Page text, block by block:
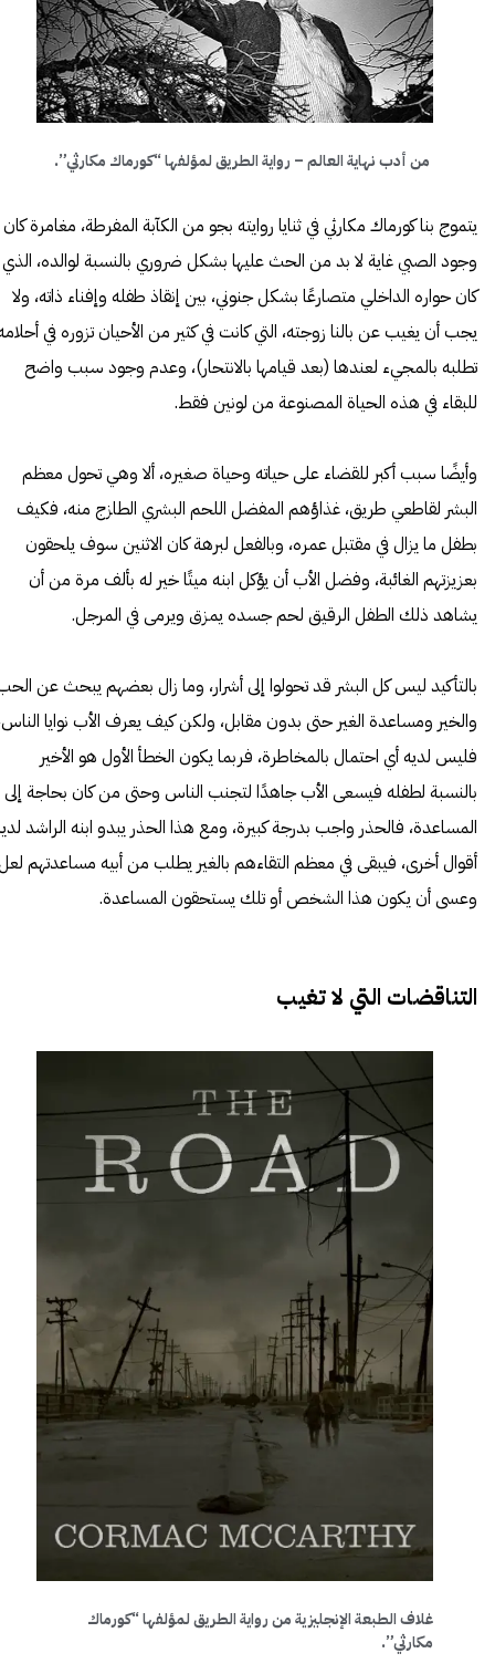
من أدب نهاية العالم – رواية الطريق لمؤلفها “كورماك مكارثي”.
يتموج بنا كورماك مكارثي في ثنايا روايته بجو من الكآبة المفرطة، مغامرة كان
وجود الصبي غاية لا بد من الحث عليها بشكل ضروري بالنسبة لوالده، الذي
كان حواره الداخلي متصارعًا بشكل جنوني، بين إنقاذ طفله وإفناء ذاته، ولا
يجب أن يغيب عن بالنا زوجته، التي كانت في كثير من الأحيان تزوره في
تطلبه بالمجيء لعندها (بعد قيامها بالانتحار)، وعدم وجود سبب واضح
للبقاء في هذه الحياة المصنوعة من لونين فقط.
وأيضًا سبب أكبر للقضاء على حياته وحياة صغيره، ألا وهي تحول معظم
البشر لقاطعي طريق، غذاؤهم المفضل اللحم البشري الطازج منه، فكيف
بطفل ما يزال في مقتبل عمره، وبالفعل لبرهة كان الاثنين سوف يلحقون
بعزيزتهم الغائبة، وفضل الأب أن يؤكل ابنه ميتًا خير له بألف مرة من أن
يشاهد ذلك الطفل الرقيق لحم جسده يمزق ويرمى في المرجل.
بالتأكيد ليس كل البشر قد تحولوا إلى أشرار، وما زال بعضهم يبحث عن
والخير ومساعدة الغير حتى بدون مقابل، ولكن كيف يعرف الأب نوايا
فليس لديه أي احتمال بالمخاطرة، فربما يكون الخطأ الأول هو الأخير
بالنسبة لطفله فيسعى الأب جاهدًا لتجنب الناس وحتى من كان بحاجة إلى
المساعدة، فالحذر واجب بدرجة كبيرة، ومع هذا الحذر يبدو ابنه الراشد
أقوال أخرى، فيبقى في معظم التقاءهم بالغير يطلب من أبيه مساعدتهم
وعسى أن يكون هذا الشخص أو تلك يستحقون المساعدة.
التناقضات التي لا تغيب
غلاف الطبعة الإنجليزية من رواية الطريق لمؤلفها “كورماك
مكارثي”.